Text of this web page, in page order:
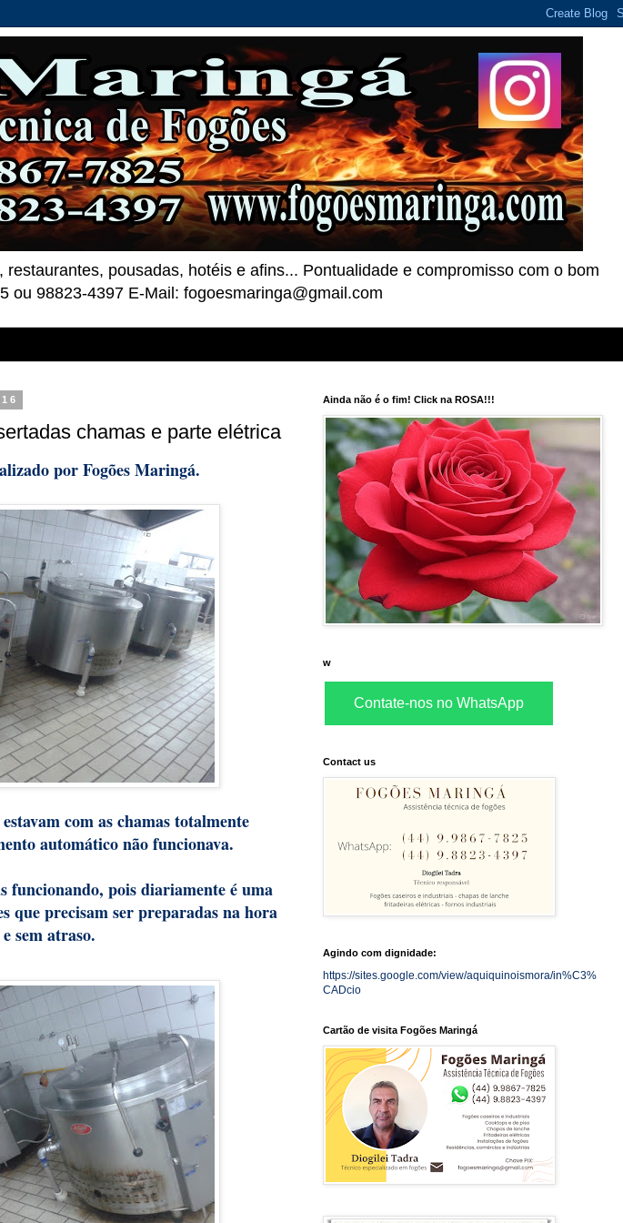
pousadas, hotéis e afins... Pontualidade e compromisso com o bom
ou 98823-4397 E-Mail: fogoesmaringa@gmail.com
chamas e parte elétrica
por Fogões Maringá.
com as chamas totalmente
automático não funcionava.
funcionando, pois diariamente é uma
que precisam ser preparadas na hora
sem atraso.
Ainda não é o fim! Click na ROSA!!!
w
Contate-nos no WhatsApp
Contact us
Agindo com dignidade:
https://sites.google.com/view/aquiquinoismora/in%C3%
CADcio
Cartão de visita Fogões Maringá